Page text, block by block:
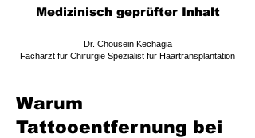
Medizinisch geprüfter Inhalt
Dr. Chousein Kechagia
Facharzt für Chirurgie Spezialist für Haartransplantation
Warum
Tattooentfernung bei